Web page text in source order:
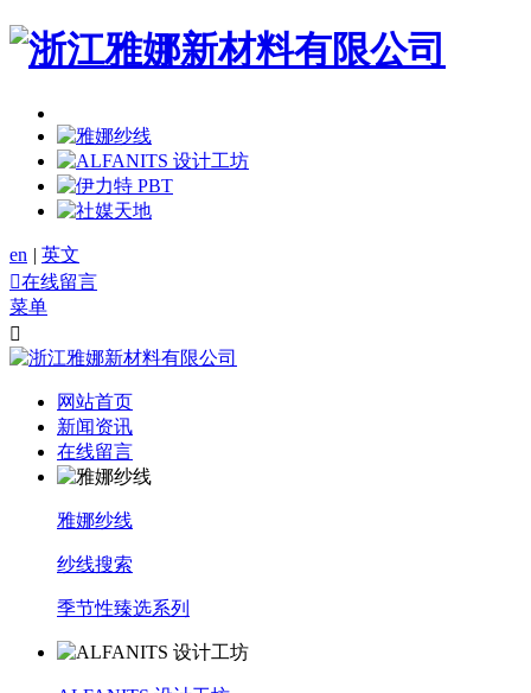
en | 英文
在线留言
菜单

网站首页
新闻资讯
在线留言
雅娜纱线
纱线搜索
季节性臻选系列